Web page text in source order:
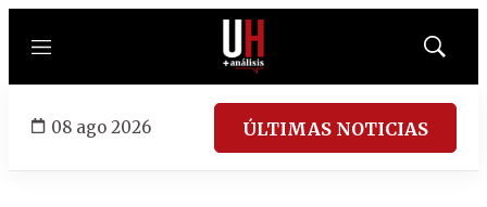
Menú
Mostrar
08 ago 2026 ÚLTIMAS NOTICIAS